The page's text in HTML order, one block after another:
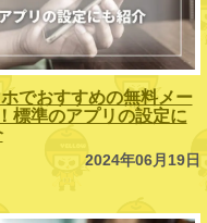
でおすすめの無料メー
標準のアプリの設定に
2024年06月19日